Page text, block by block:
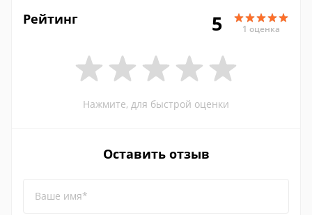
Рейтинг 5 1 оценка
Нажмите, для быстрой оценки
Оставить отзыв
Ваше имя*